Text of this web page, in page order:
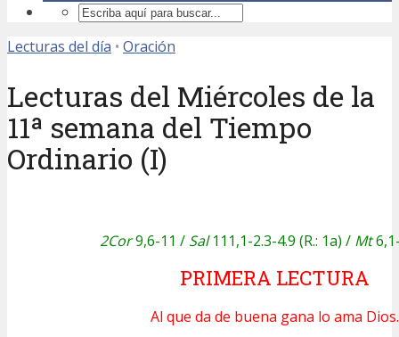
Lecturas del día • Oración
Lecturas del Miércoles de la
11ª semana del Tiempo
Ordinario (I)
2Cor9,6-11 / Sal111,1-2.3-4.9 (R.: 1a) / Mt
PRIMERA LECTURA
Al que da de buena gana lo ama Dios.